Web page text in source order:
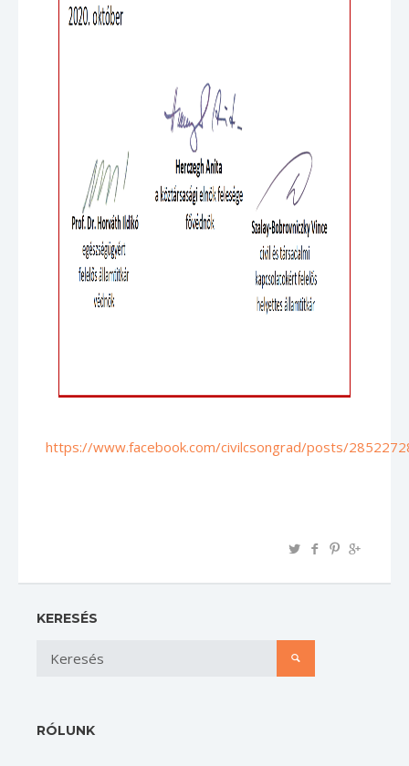
https://www.facebook.com/civilcsongrad/posts/
KERESÉS
RÓLUNK